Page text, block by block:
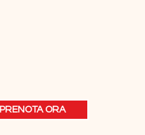
PRENOTA ORA